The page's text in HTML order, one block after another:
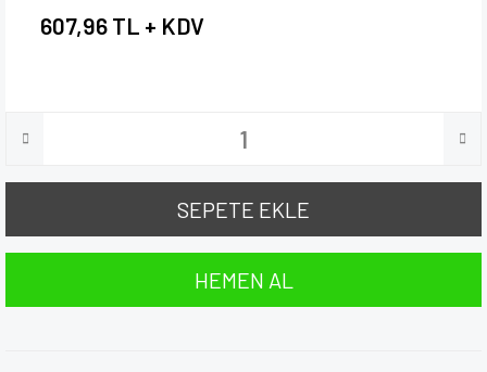
607,96 TL + KDV
SEPETE EKLE
HEMEN AL